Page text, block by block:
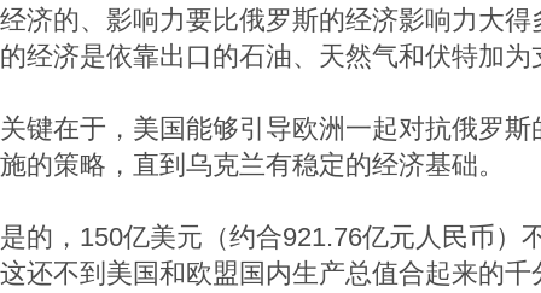
经济的、影响力要比俄罗斯的经济影响力大
的经济是依靠出口的石油、天然气和伏特加为
关键在于，美国能够引导欧洲一起对抗俄罗
施的策略，直到乌克兰有稳定的经济基础。
是的，150亿美元（约合921.76亿元人民币）
这还不到美国和欧盟国内生产总值合起来的